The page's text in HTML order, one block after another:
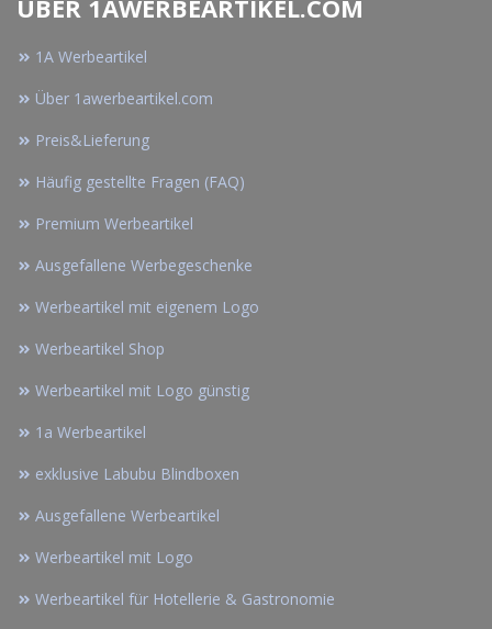
ÜBER 1AWERBEARTIKEL.COM
1A Werbeartikel
Über 1awerbeartikel.com
Preis&Lieferung
Häufig gestellte Fragen (FAQ)
Premium Werbeartikel
Ausgefallene Werbegeschenke
Werbeartikel mit eigenem Logo
Werbeartikel Shop
Werbeartikel mit Logo günstig
1a Werbeartikel
exklusive Labubu Blindboxen
Ausgefallene Werbeartikel
Werbeartikel mit Logo
Werbeartikel für Hotellerie & Gastronomie